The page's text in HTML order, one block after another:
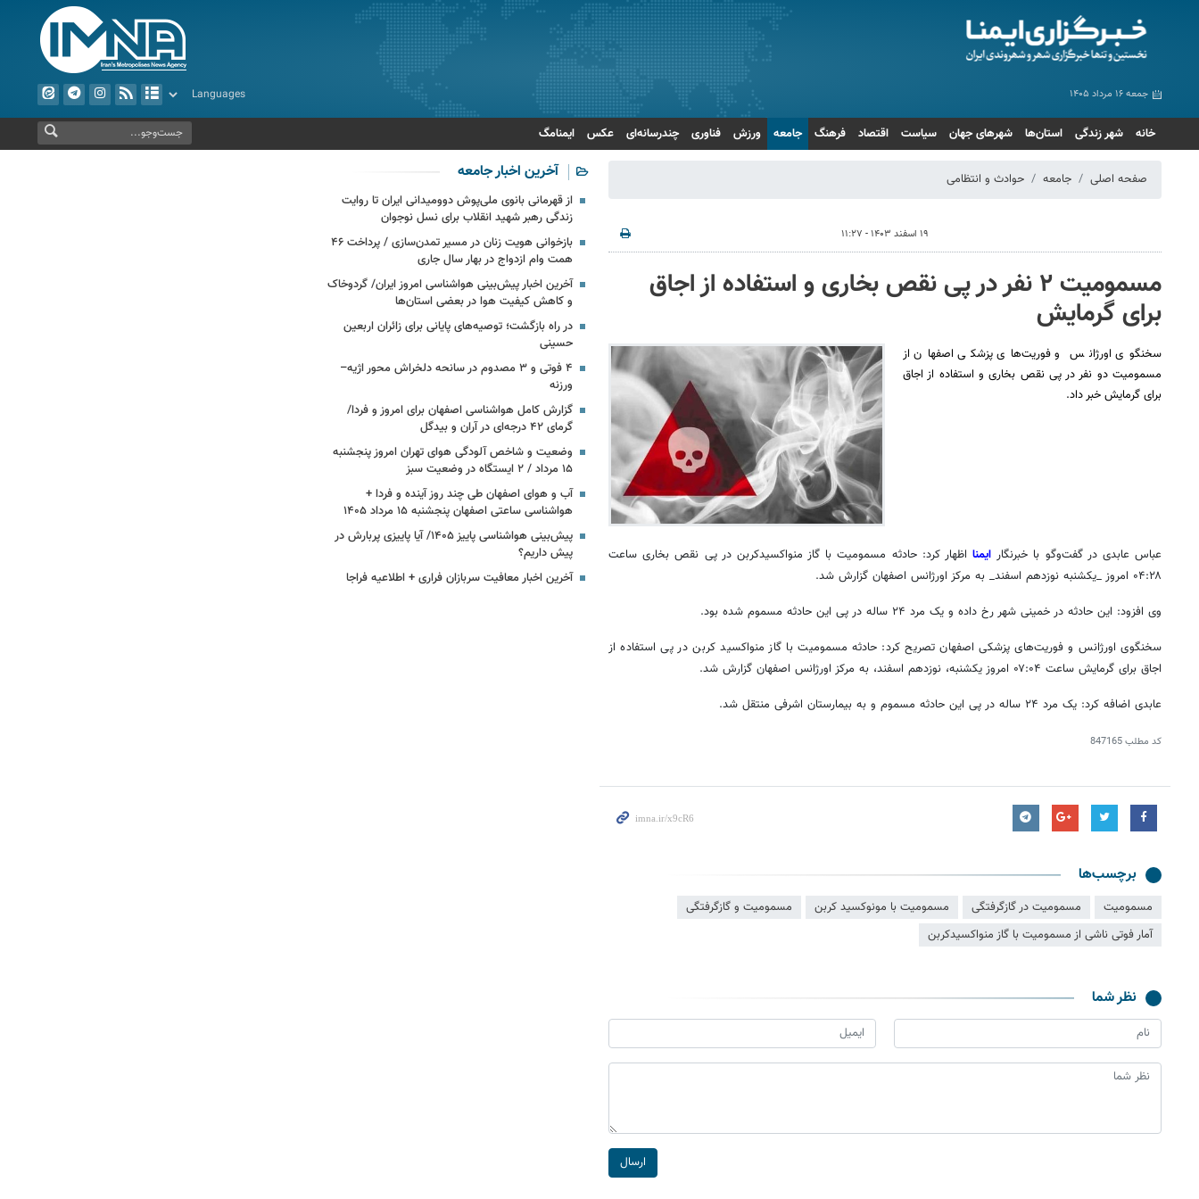
جمعه ۱۶ مرداد ۱۴۰۵
خانه شهر زندگی استان‌ها شهرهای جهان سیاست اقتصاد فرهنگ جامعه ورزش فناوری چندرسانه‌ای عکس ایمنامگ
صفحه اصلی جامعه حوادث و انتظامی
۱۹ اسفند ۱۴۰۳ - ۱۱:۲۷
مسمومیت ۲ نفر در پی نقص بخاری و استفاده از اجاق
برای گرمایش
سخنگوی اورژانس و فوریت‌های پزشکی اصفهان از
مسمومیت دو نفر در پی نقص بخاری و استفاده از اجاق
برای گرمایش خبر داد.
عباس عابدی در گفت‌وگو با خبرنگار ایمنا اظهار کرد: حادثه مسمومیت با گاز منواکسیدکربن در پی نقص بخاری ساعت
۰۴:۲۸ امروز _یکشنبه نوزدهم اسفند_ به مرکز اورژانس اصفهان گزارش شد.
وی افزود: این حادثه در خمینی شهر رخ داده و یک مرد ۲۴ ساله در پی این حادثه مسموم شده بود.
سخنگوی اورژانس و فوریت‌های پزشکی اصفهان تصریح کرد: حادثه مسمومیت با گاز منواکسید کربن در پی استفاده از
اجاق برای گرمایش ساعت ۰۷:۰۴ امروز یکشنبه، نوزدهم اسفند، به مرکز اورژانس اصفهان گزارش شد.
عابدی اضافه کرد: یک مرد ۲۴ ساله در پی این حادثه مسموم و به بیمارستان اشرفی منتقل شد.
کد مطلب847165
برچسب‌ها
مسموميت مسمومیت در گازگرفتگی مسمومیت با مونوکسید کربن
مسمومیت و گازگرفتگی
آمار فوتی ناشی از مسمومیت با گاز منواکسیدکربن
نظر شما
ارسال
آخرین اخبار جامعه
از قهرمانی بانوی ملی‌پوش دوومیدانی ایران تا روایت
زندگی رهبر شهید انقلاب برای نسل نوجوان
بازخوانی هویت زنان در مسیر تمدن‌سازی / پرداخت ۴۶
همت وام ازدواج در بهار سال جاری
آخرین اخبار پیش‌بینی هواشناسی امروز ایران/ گردوخاک
و کاهش کیفیت هوا در بعضی استان‌ها
در راه بازگشت؛ توصیه‌های پایانی برای زائران اربعین
حسینی
۴ فوتی و ۳ مصدوم در سانحه دلخراش محور اژیه–
ورزنه
گزارش کامل هواشناسی اصفهان برای امروز و فردا/
گرمای ۴۲ درجه‌ای در آران و بیدگل
وضعیت و شاخص آلودگی هوای تهران امروز پنجشنبه
۱۵ مرداد / ۲ ایستگاه در وضعیت سبز
آب و هوای اصفهان طی چند روز آینده و فردا +
هواشناسی ساعتی اصفهان پنجشنبه ۱۵ مرداد ۱۴۰۵
پیش‌بینی هواشناسی پاییز ۱۴۰۵/ آیا پاییزی پربارش در
پیش داریم؟
آخرین اخبار معافیت سربازان فراری + اطلاعیه فراجا